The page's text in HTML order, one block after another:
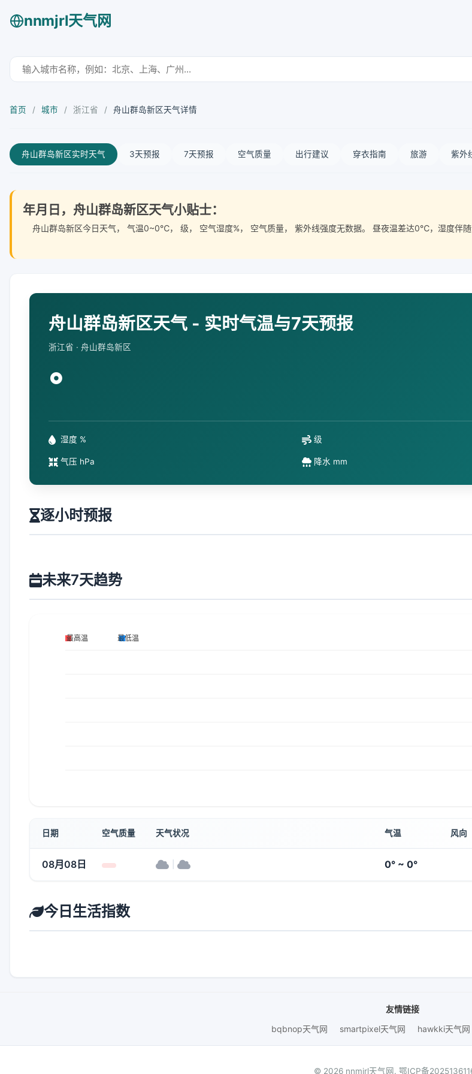
nnmjrl天气网
首页 / 城市 / 浙江省 / 舟山群岛新区天气详情
舟山群岛新区实时天气 3天预报 7天预报 空气质量 出行建议 穿衣指南 旅游 紫外
年月日，舟山群岛新区天气小贴士：
舟山群岛新区今日天气， 气温0~0℃， 级， 空气湿度%， 空气质量， 紫外线强度无数据。 昼夜温差达0℃，湿度伴随
舟山群岛新区天气 - 实时气温与7天预报
浙江省 · 舟山群岛新区
°
湿度 % 级
气压 hPa 降水 mm
逐小时预报
未来7天趋势
日期 空气质量 天气状况 气温 风向
08月08日 0° ~ 0°
今日生活指数
友情链接
bqbnop天气网
smartpixel天气网 hawkki天气网
© 2026 nnmjrl天气网. 鄂ICP备